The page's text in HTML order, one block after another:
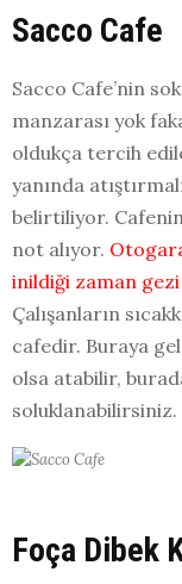
Sacco Cafe
Sacco Cafe’nin
manzarası yok
oldukça tercih
yanında
belirtiliyor.
not alıyor.
inildiği zaman
Çalışanların
cafedir. Buraya
olsa atabilir,
soluklanabilirsiniz.
Foça Dibek